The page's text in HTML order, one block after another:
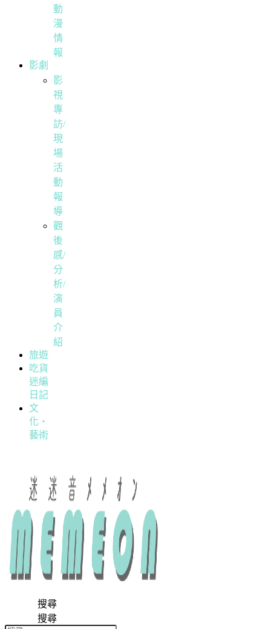
動
漫
情
報
影劇
影
視
專
訪/
現
場
活
動
報
導
觀
後
感/
分
析/
演
員
介
紹
旅遊
吃貨
迷編
日記
文
化・
藝術
搜尋
搜尋